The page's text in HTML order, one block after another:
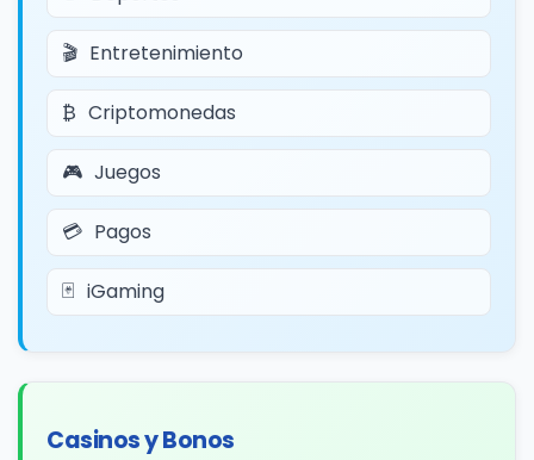
Entretenimiento
Criptomonedas
Juegos
Pagos
iGaming
Casinos y Bonos